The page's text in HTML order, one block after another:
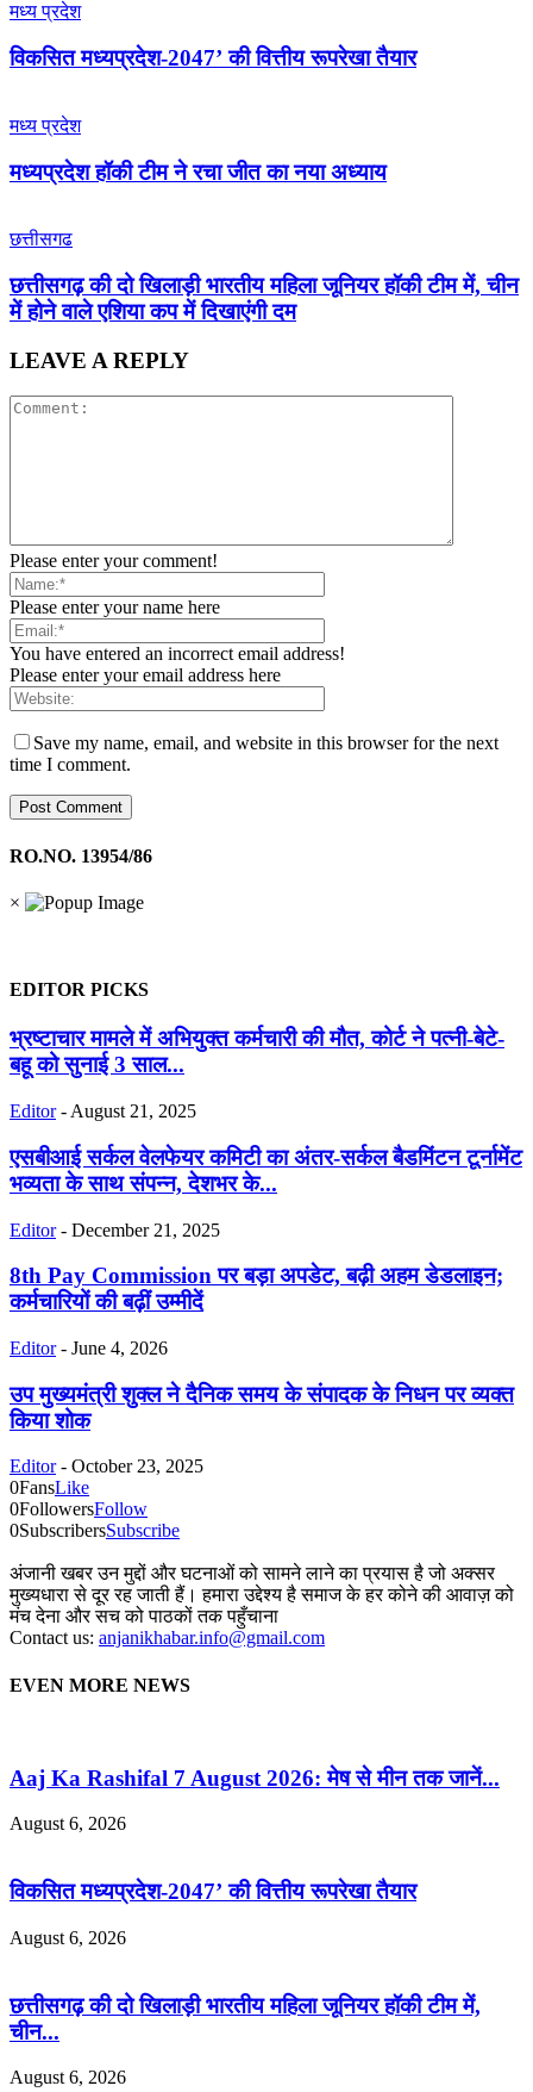
मध्य प्रदेश
विकसित मध्यप्रदेश-2047’ की वित्तीय रूपरेखा तैयार
मध्य प्रदेश
मध्यप्रदेश हॉकी टीम ने रचा जीत का नया अध्याय
छत्तीसगढ
छत्तीसगढ़ की दो खिलाड़ी भारतीय महिला जूनियर हॉकी टीम में, चीन
में होने वाले एशिया कप में दिखाएंगी दम
LEAVE A REPLY
Please enter your comment!
Please enter your name here
You have entered an incorrect email address!
Please enter your email address here
Save my name, email, and website in this browser for the next
time I comment.
RO.NO. 13954/86
×
EDITOR PICKS
भ्रष्टाचार मामले में अभियुक्त कर्मचारी की मौत, कोर्ट ने पत्नी-बेटे-
बहू को सुनाई 3 साल...
Editor - August 21, 2025
एसबीआई सर्कल वेलफेयर कमिटी का अंतर-सर्कल बैडमिंटन टूर्नामेंट
भव्यता के साथ संपन्न, देशभर के...
Editor - December 21, 2025
8th Pay Commission पर बड़ा अपडेट, बढ़ी अहम डेडलाइन;
कर्मचारियों की बढ़ीं उम्मीदें
Editor - June 4, 2026
उप मुख्यमंत्री शुक्ल ने दैनिक समय के संपादक के निधन पर व्यक्त
किया शोक
Editor - October 23, 2025
0FansLike
0FollowersFollow
0SubscribersSubscribe
अंजानी खबर उन मुद्दों और घटनाओं को सामने लाने का प्रयास है जो अक्सर
मुख्यधारा से दूर रह जाती हैं। हमारा उद्देश्य है समाज के हर कोने की आवाज़ को
मंच देना और सच को पाठकों तक पहुँचाना
Contact us: anjanikhabar.info@gmail.com
EVEN MORE NEWS
Aaj Ka Rashifal 7 August 2026: मेष से मीन तक जानें...
August 6, 2026
विकसित मध्यप्रदेश-2047’ की वित्तीय रूपरेखा तैयार
August 6, 2026
छत्तीसगढ़ की दो खिलाड़ी भारतीय महिला जूनियर हॉकी टीम में,
चीन...
August 6, 2026